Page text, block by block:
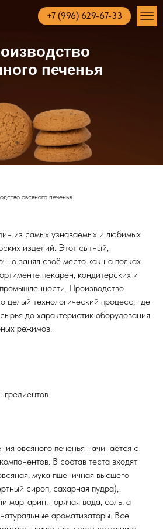
+7 (996) 629-67-33
печенья
овсяного печенья
из самых узнаваемых и любимых
изделий. Этот сытный,
занял своё место как на полках
пекарен, кондитерских и
Производство
целый технологический процесс, где
до характеристик оборудования
режимов.
овсяного печенья начинается с
В состав теста входят
мука пшеничная высшего
сироп, сахарная пудра),
маргарин, горячая вода, соль, а
ароматизаторы. Все